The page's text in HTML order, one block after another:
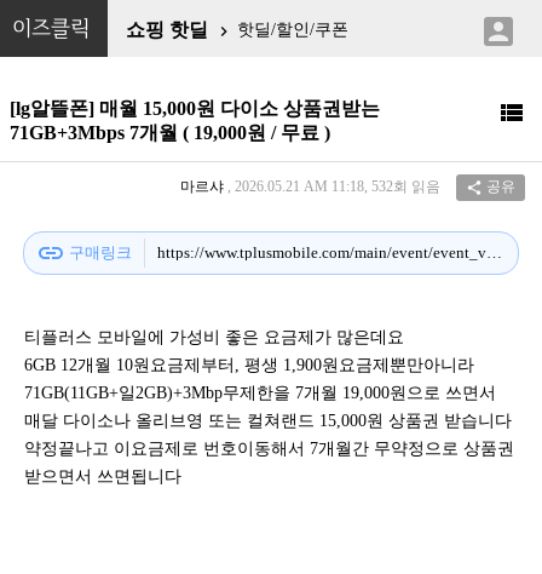
이즈클릭 쇼핑 핫딜  핫딜/할인/쿠폰 
[lg알뜰폰] 매월 15,000원 다이소 상품권받는
71GB+3Mbps 7개월 ( 19,000원 / 무료 )

마르샤 , 2026.05.21 AM 11:18, 532회 읽음  공유
link 구매링크 https://www.tplusmobile.com/main/event/event_view?seq=A9F80367BA9C61EE8A07FC48BC6CA5A7
티플러스 모바일에 가성비 좋은 요금제가 많은데요
6GB 12개월 10원요금제부터, 평생 1,900원요금제뿐만아니라
71GB(11GB+일2GB)+3Mbp무제한을 7개월 19,000원으로 쓰면서
매달 다이소나 올리브영 또는 컬쳐랜드 15,000원 상품권 받습니다
약정끝나고 이요금제로 번호이동해서 7개월간 무약정으로 상품권
받으면서 쓰면됩니다